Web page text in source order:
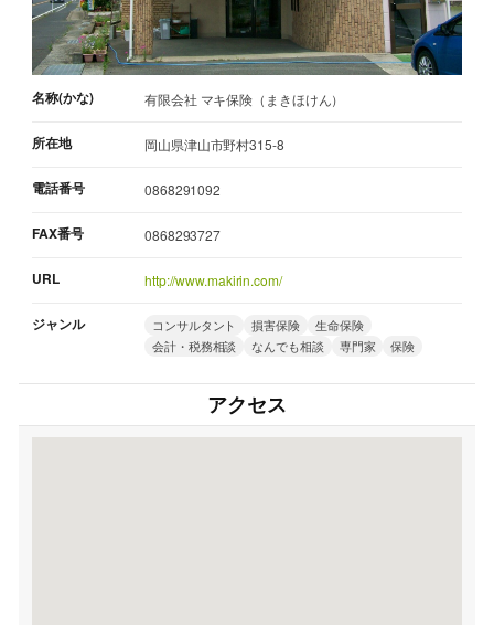
名称(かな) 有限会社 マキ保険（まきほけん）
所在地 岡山県津山市野村315-8
電話番号 0868291092
FAX番号 0868293727
URL http://www.makirin.com/
ジャンル コンサルタント 損害保険
生命保険
会計・税務相談
なんでも相談 専門家 保険
アクセス